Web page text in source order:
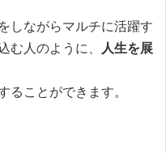
しながらマルチに活躍す
む人のように、 人生を展
ることができます。